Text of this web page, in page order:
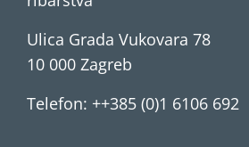
Ulica Grada Vukovara 78
10 000 Zagreb
Telefon: ++385 (0)1 6106 692